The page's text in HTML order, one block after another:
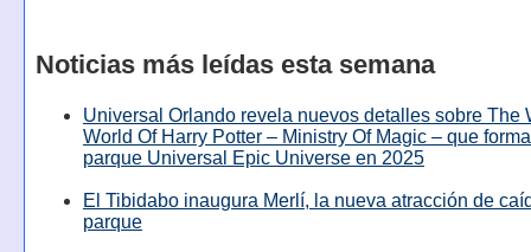
Noticias más leídas esta semana
Universal Orlando revela nuevos detalles sobre The
World Of Harry Potter – Ministry Of Magic – que
parque Universal Epic Universe en 2025
El Tibidabo inaugura Merlí, la nueva atracción de
parque